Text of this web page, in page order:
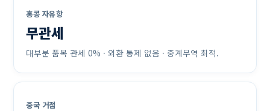
홍콩 자유항
무관세
대부분 품목 관세 0% · 외환 통제 없음 · 중계무역 최적.
중국 거점